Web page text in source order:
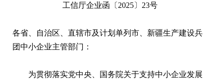
工信厅企业函〔2025〕23号
各省、自治区、直辖市及计划单列市、新疆生产建设兵
团中小企业主管部门：
为贯彻落实党中央、国务院关于支持中小企业发展